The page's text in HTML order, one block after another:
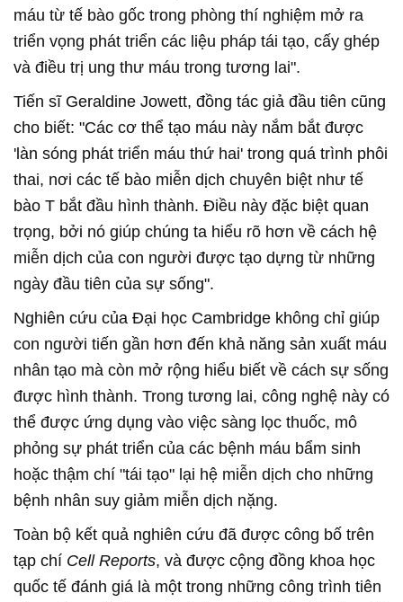
máu từ tế bào gốc trong phòng thí nghiệm mở ra
triển vọng phát triển các liệu pháp tái tạo, cấy ghép
và điều trị ung thư máu trong tương lai".
Tiến sĩ Geraldine Jowett, đồng tác giả đầu tiên cũng
cho biết: "Các cơ thể tạo máu này nắm bắt được
'làn sóng phát triển máu thứ hai' trong quá trình phôi
thai, nơi các tế bào miễn dịch chuyên biệt như tế
bào T bắt đầu hình thành. Điều này đặc biệt quan
trọng, bởi nó giúp chúng ta hiểu rõ hơn về cách hệ
miễn dịch của con người được tạo dựng từ những
ngày đầu tiên của sự sống".
Nghiên cứu của Đại học Cambridge không chỉ giúp
con người tiến gần hơn đến khả năng sản xuất máu
nhân tạo mà còn mở rộng hiểu biết về cách sự sống
được hình thành. Trong tương lai, công nghệ này có
thể được ứng dụng vào việc sàng lọc thuốc, mô
phỏng sự phát triển của các bệnh máu bẩm sinh
hoặc thậm chí "tái tạo" lại hệ miễn dịch cho những
bệnh nhân suy giảm miễn dịch nặng.
Toàn bộ kết quả nghiên cứu đã được công bố trên
tạp chí Cell Reports, và được cộng đồng khoa học
quốc tế đánh giá là một trong những công trình tiên